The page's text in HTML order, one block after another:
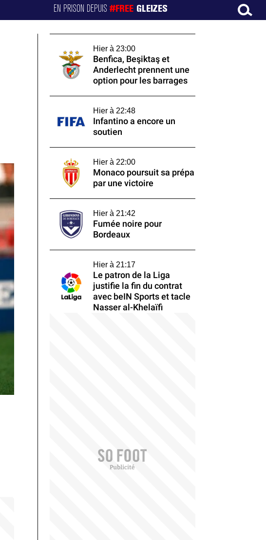
EN PRISON DEPUIS#FREE GLEIZES
Hier à 23:00
Benfica, Beşiktaş et
Anderlecht prennent une
option pour les barrages
Hier à 22:48
Infantino a encore un
soutien
Hier à 22:00
Monaco poursuit sa prépa
par une victoire
Hier à 21:42
Fumée noire pour
Bordeaux
Hier à 21:17
Le patron de la Liga
justifie la fin du contrat
avec beIN Sports et tacle
Nasser al-Khelaïfi